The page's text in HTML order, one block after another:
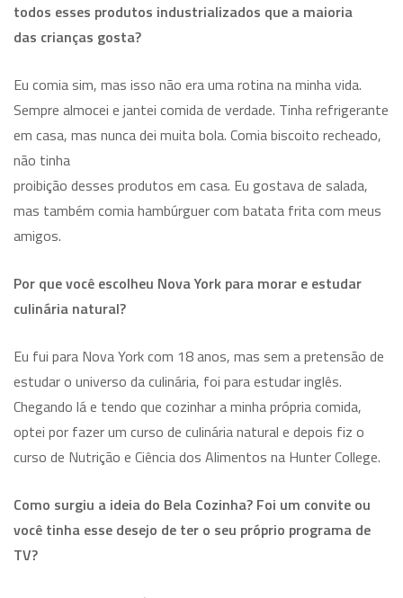
todos esses produtos industrializados que a maioria
das crianças gosta?
Eu comia sim, mas isso não era uma rotina na minha vida.
Sempre almocei e jantei comida de verdade. Tinha refrigerante
em casa, mas nunca dei muita bola. Comia biscoito recheado,
não tinha
proibição desses produtos em casa. Eu gostava de salada,
mas também comia hambúrguer com batata frita com meus
amigos.
Por que você escolheu Nova York para morar e estudar
culinária natural?
Eu fui para Nova York com 18 anos, mas sem a pretensão de
estudar o universo da culinária, foi para estudar inglês.
Chegando lá e tendo que cozinhar a minha própria comida,
optei por fazer um curso de culinária natural e depois fiz o
curso de Nutrição e Ciência dos Alimentos na Hunter College.
Como surgiu a ideia do Bela Cozinha? Foi um convite ou
você tinha esse desejo de ter o seu próprio programa de
TV?